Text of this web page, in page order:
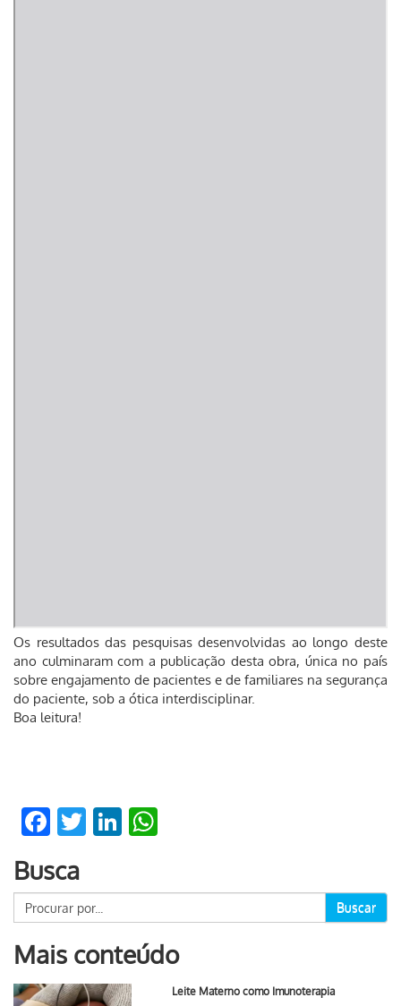
Os resultados das pesquisas desenvolvidas ao longo deste
ano culminaram com a publicação desta obra, única no país
sobre engajamento de pacientes e de familiares na segurança
do paciente, sob a ótica interdisciplinar.
Boa leitura!
Facebook
TwitterLinkedIn
Busca
Buscar
Mais conteúdo
Leite Materno como Imunoterapia